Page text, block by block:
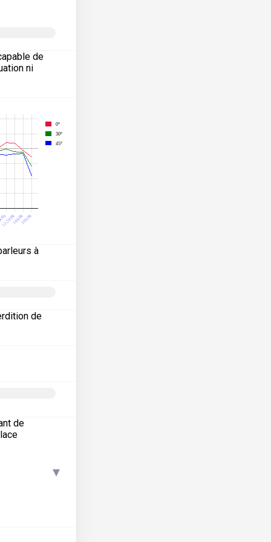
de
ni
à
de
de
▾